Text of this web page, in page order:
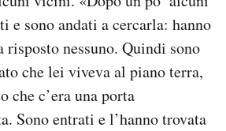
e sono andati a cercarla: hanno
risposto nessuno. Quindi sono
che lei viveva al piano terra,
che c’era una porta
Sono entrati e l’hanno trovata